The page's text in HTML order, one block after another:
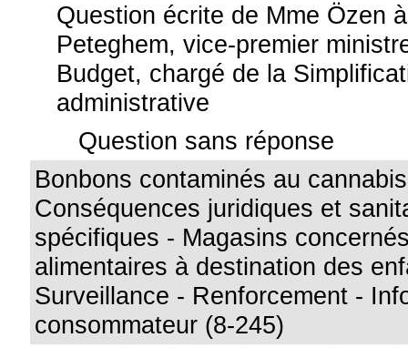
Question écrite de Mme Özen
Peteghem, vice-premier
Budget, chargé de la
administrative
Question sans réponse
Bonbons contaminés au
Conséquences juridiques et
spécifiques - Magasins
alimentaires à destination des
Surveillance - Renforcement -
consommateur (8-245)